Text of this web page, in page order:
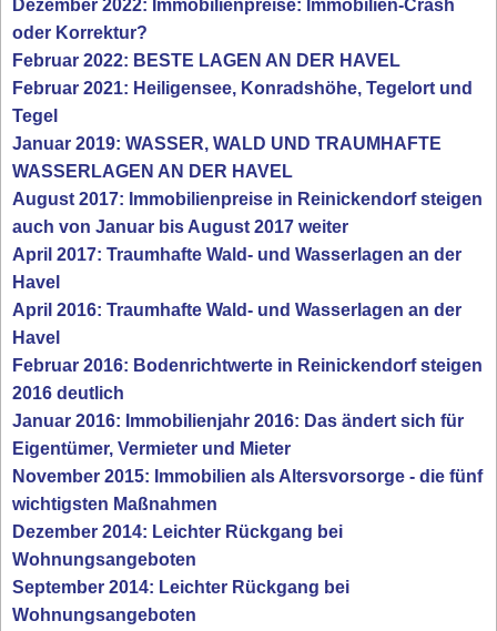
oder Korrektur?
Februar 2022: BESTE LAGEN AN DER HAVEL
Februar 2021: Heiligensee, Konradshöhe, Tegelort und
Tegel
Januar 2019: WASSER, WALD UND TRAUMHAFTE
WASSERLAGEN AN DER HAVEL
August 2017: Immobilienpreise in Reinickendorf steigen
auch von Januar bis August 2017 weiter
April 2017: Traumhafte Wald- und Wasserlagen an der
Havel
April 2016: Traumhafte Wald- und Wasserlagen an der
Havel
Februar 2016: Bodenrichtwerte in Reinickendorf steigen
2016 deutlich
Januar 2016: Immobilienjahr 2016: Das ändert sich für
Eigentümer, Vermieter und Mieter
November 2015: Immobilien als Altersvorsorge - die fünf
wichtigsten Maßnahmen
Dezember 2014: Leichter Rückgang bei
Wohnungsangeboten
September 2014: Leichter Rückgang bei
Wohnungsangeboten